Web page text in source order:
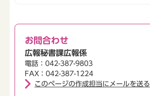
お問合わせ
広報秘書課広報係
電話：042-387-9803
FAX：042-387-1224
このページの作成担当にメールを送る